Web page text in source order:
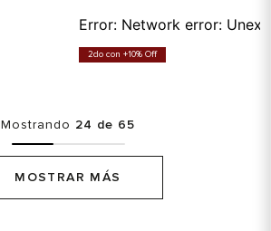
Error: Network error:
2do con +10% Off
Mostrando 24 de 65
MOSTRAR MÁS